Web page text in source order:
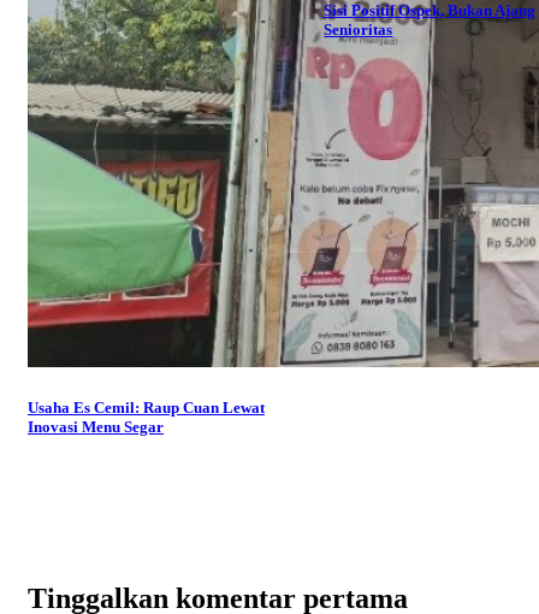
Usaha Es Cemil: Raup Cuan Lewat
Inovasi Menu Segar
Sisi Positif Ospek, Bukan Ajang
Senioritas
Tinggalkan komentar pertama